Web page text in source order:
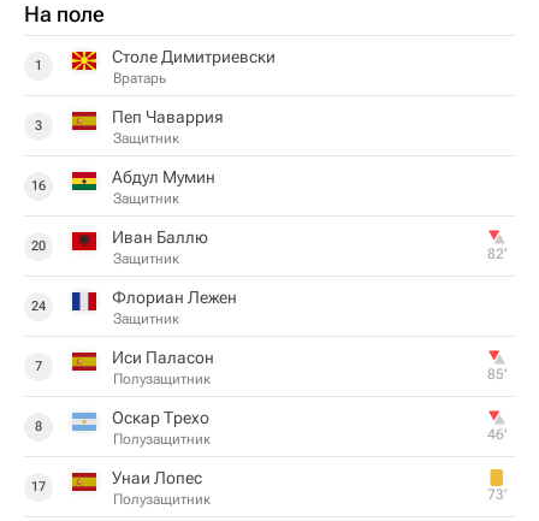
На поле
1 Столе Димитриевски
Вратарь
3 Пеп Чаваррия
Защитник
16 Абдул Мумин
Защитник
20 Иван Баллю
Защитник 82‎’‎
24 Флориан Лежен
Защитник
7 Иси Паласон
Полузащитник 85‎’‎
8 Оскар Трехо
Полузащитник 46‎’‎
17 Унаи Лопес
Полузащитник 73‎’‎